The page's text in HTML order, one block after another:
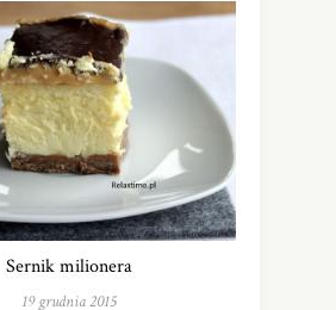
Sernik milionera
19 grudnia 2015